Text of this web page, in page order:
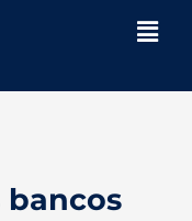
bancos